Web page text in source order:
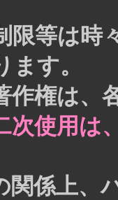
限等は
す。
作権は、
次使用は
関係上